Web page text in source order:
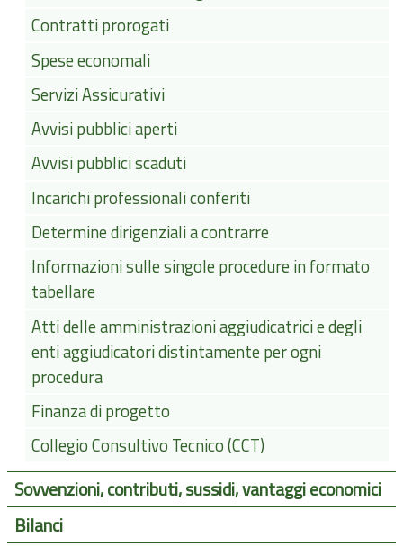
Contratti prorogati
Spese economali
Servizi Assicurativi
Avvisi pubblici aperti
Avvisi pubblici scaduti
Incarichi professionali conferiti
Determine dirigenziali a contrarre
Informazioni sulle singole procedure in formato
tabellare
Atti delle amministrazioni aggiudicatrici e degli
enti aggiudicatori distintamente per ogni
procedura
Finanza di progetto
Collegio Consultivo Tecnico (CCT)
Sovvenzioni, contributi, sussidi, vantaggi economici
Bilanci